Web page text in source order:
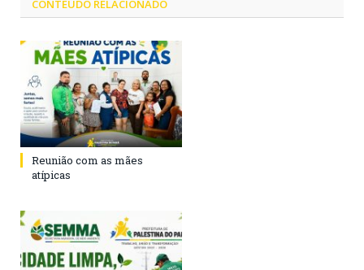
CONTEÚDO RELACIONADO
Reunião com as mães
atípicas